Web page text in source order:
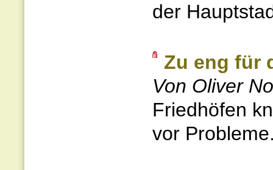
der
Zu eng für
Von Oliver
Friedhöfen
vor